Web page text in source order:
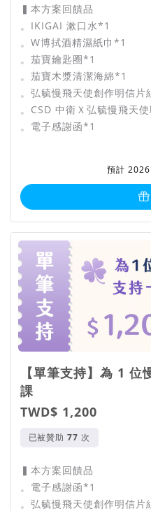
▍本方案回饋品
。IKIGAI 漱口水*1
。W博拭酒精濕紙巾*1
。茄寶鑰匙圈*1
。茄寶木漿清潔海綿*1
。弘毓慢飛天使創作明信片
。CSD 中衛Ｘ弘毓慢飛天
。電子感謝函*1
預計
【單筆支持】為 1
課
TWD$ 1,200
已被贊助 次
▍本方案回饋品
。電子感謝函*1
。弘毓慢飛天使創作明信片